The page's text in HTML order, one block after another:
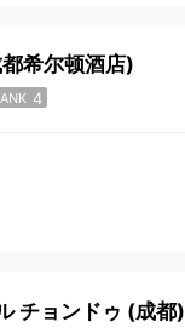
希尔顿酒店)
4
チョンドゥ (成都)